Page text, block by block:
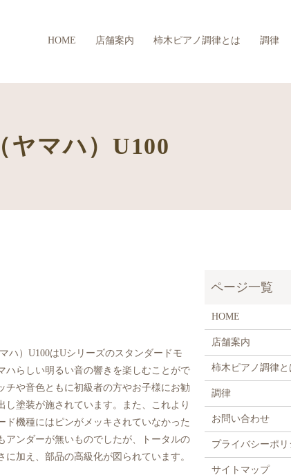
HOME 店舗案内 柿木ピアノ調律とは 調律
マハ）U100
ハ）U100はUシリーズのスタンダードモ
ハらしい明るい音の響きを楽しむことがで
チや音色ともに初級者の方やお子様にお勧
し塗装が施されています。また、これより
ド機種にはピンがメッキされていなかった
アンダーが無いものでしたが、トータルの
に加え、部品の高級化が図られています。
HOME
店舗案内
柿木ピアノ調律と
調律
お問い合わせ
プライバシーポリ
サイトマップ